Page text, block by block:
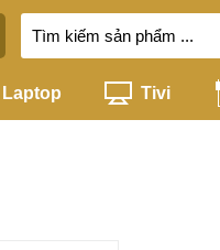
Laptop Tivi